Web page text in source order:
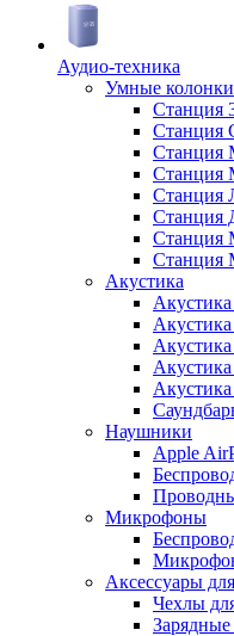
Аудио-техника
Умные
Станция
Станция
Станция
Станция
Станция
Станция
Станция
Станция
Акустика
Акустика
Наушники
Apple
Микрофоны
Аксессуары
Чехлы
Зарядные